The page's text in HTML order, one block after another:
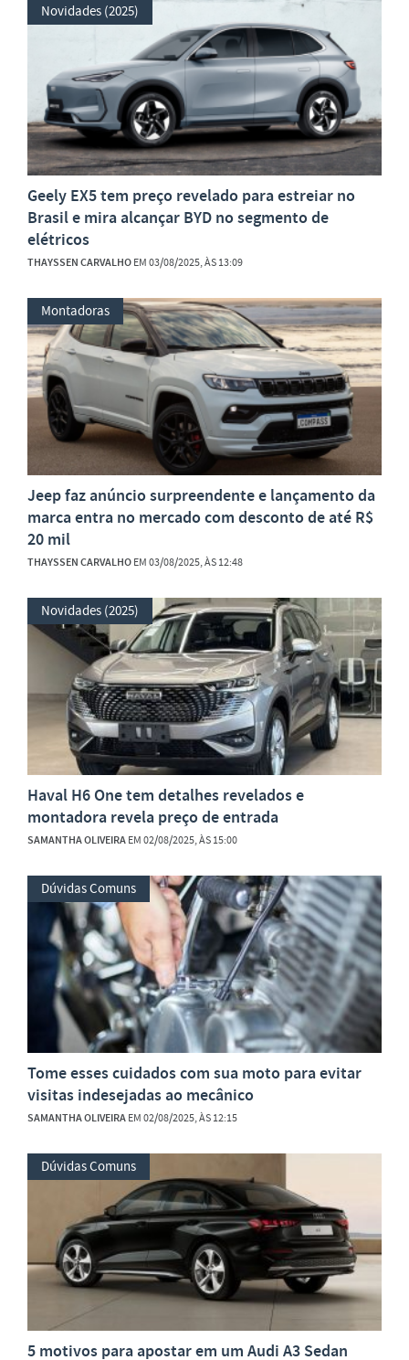
Novidades (2025)
Geely EX5 tem preço revelado para estreiar no
Brasil e mira alcançar BYD no segmento de
elétricos
THAYSSEN CARVALHOEM 03/08/2025, ÀS 13:09
Montadoras
Jeep faz anúncio surpreendente e lançamento da
marca entra no mercado com desconto de até R$
20 mil
THAYSSEN CARVALHOEM 03/08/2025, ÀS 12:48
Novidades (2025)
Haval H6 One tem detalhes revelados e
montadora revela preço de entrada
SAMANTHA OLIVEIRAEM 02/08/2025, ÀS 15:00
Dúvidas Comuns
Tome esses cuidados com sua moto para evitar
visitas indesejadas ao mecânico
SAMANTHA OLIVEIRAEM 02/08/2025, ÀS 12:15
Dúvidas Comuns
5 motivos para apostar em um Audi A3 Sedan